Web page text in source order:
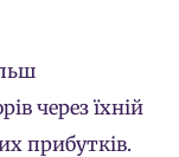
через їхній
прибутків.